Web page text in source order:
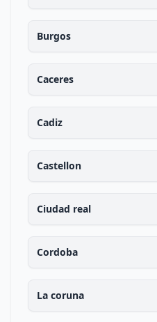
Burgos
Caceres
Cadiz
Castellon
Ciudad real
Cordoba
La coruna